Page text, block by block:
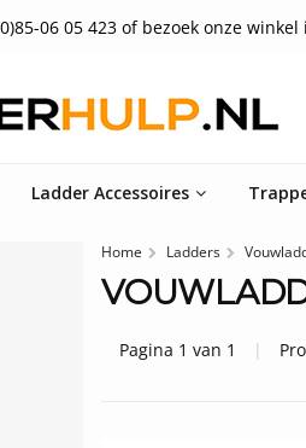
06 05 423 of bezoek onze
Ladder Accessoires
Home Ladders
Pagina 1 van 1 |